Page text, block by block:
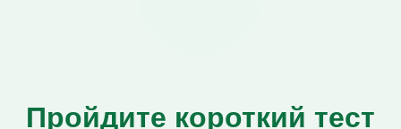
Пройдите короткий тест